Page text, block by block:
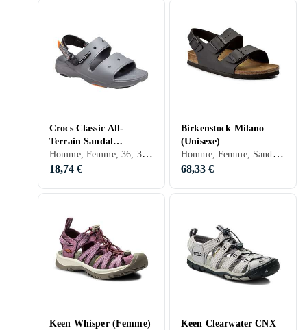
Crocs Classic All-
Terrain Sandal
(Unisexe)
Homme, Femme, 36, 37, 38, 39, 40, 41, 42, 43, 44, 45, 46, 44,5, 47, 48, 33, 35, 49, 50, 51, 34, Noir, Blanc, Gris, Bleu, Rose, Kaki
18,74 €
Birkenstock Milano
(Unisexe)
Homme, Femme, Sandales de sport, Sandales casual, 36, 37, 38, 39, 40, 41, 42, 43, 44, 45, 46, 47, 48, 35, 49, 50, Noir, Blanc, Gris, Marron, Bleu, Vert, Beige, Rose, Kaki, Brons, Cuir, Synthétique, Simili cuir, Suède, Toiles
68,33 €
Keen Whisper (Femme)
Keen Clearwater CNX